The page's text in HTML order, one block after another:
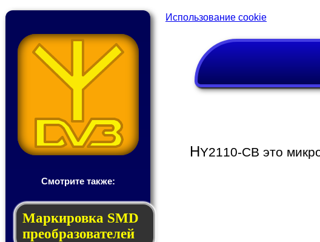
Смотрите также:
Мар­ки­ров­ка SMD
пре­об­ра­зо­ва­те­лей
Использование cookie
HY2110-CB это